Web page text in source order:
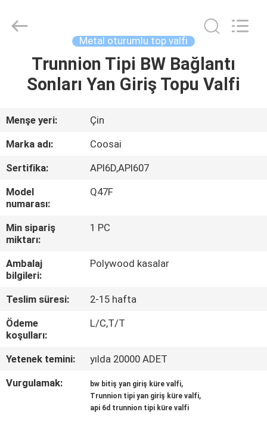
EVDE
BIZIM
HAKKIMIZDA
FABRIKA
TURU
KALITE
KONTROLÜ
BIZIMLE
İLETIŞIM
group.
Metal oturumlu top valfi
Trunnion Tipi BW Bağlantı
Sonları Yan Giriş Topu Valfi
Menşe yeri:
Çin
Marka adı:
Coosai
Sertifika:
API6D,API607
Model
numarası:
Q47F
Min sipariş
miktarı:
1 PC
Ambalaj
bilgileri:
Polywood kasalar
Teslim süresi:
2-15 hafta
Ödeme
koşulları:
L/C,T/T
Yetenek temini:
yılda 20000 ADET
Vurgulamak:
bw bitiş yan giriş küre valfi,
Trunnion tipi yan giriş küre valfi,
api 6d trunnion tipi küre valfi